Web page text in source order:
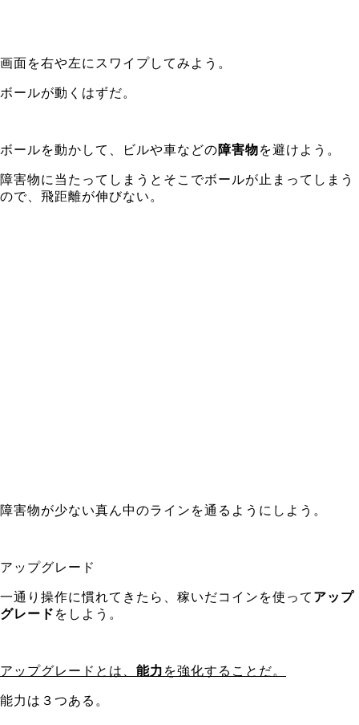
画面を右や左にスワイプしてみよう。
ボールが動くはずだ。
ボールを動かして、ビルや車などの障害物を避けよう。
障害物に当たってしまうとそこでボールが止まってしまう
ので、飛距離が伸びない。
障害物が少ない真ん中のラインを通るようにしよう。
アップグレード
一通り操作に慣れてきたら、稼いだコインを使って アップ
グレード をしよう。
アップグレードとは、 能力 を強化することだ。
能力は３つある。